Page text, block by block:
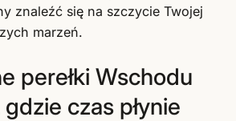
znaleźć się na szczycie Twojej
marzeń.
perełki Wschodu
czas płynie